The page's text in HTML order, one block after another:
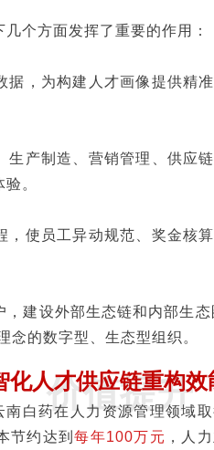
个方面发挥了重要的作用：
据，为构建人才画像提供精
生产制造、营销管理、供应
。
，使员工异动规范、奖金核
，建设外部生态链和内部生
念的数字型、生态型组织。
价值提升
化人才供应链重构效
南白药在人力资源管理领域
节约达到每年100万元 ，人